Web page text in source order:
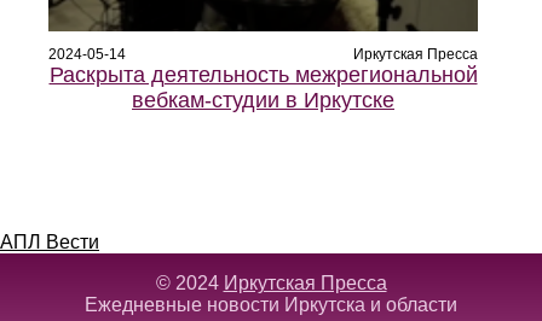
2024-05-14 Иркутская Пресса
Раскрыта деятельность межрегиональной
вебкам-студии в Иркутске
АПЛ Вести
© 2024 Иркутская Пресса
Ежедневные новости Иркутска и области